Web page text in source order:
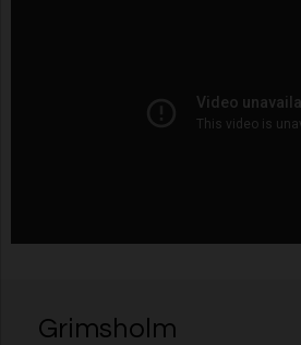
Grimsholm